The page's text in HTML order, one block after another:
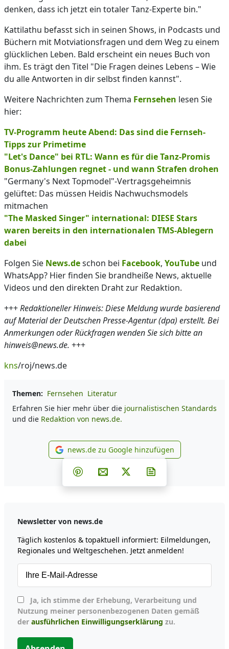
denken, dass ich jetzt ein totaler Tanz-Experte bin."
Kattilathu befasst sich in seinen Shows, in Podcasts und
Büchern mit Motviationsfragen und dem Weg zu einem
glücklichen Leben. Bald erscheint ein neues Buch von
ihm. Es trägt den Titel "Die Fragen deines Lebens – Wie
du alle Antworten in dir selbst finden kannst".
Weitere Nachrichten zum Thema Fernsehen lesen Sie
hier:
TV-Programm heute Abend: Das sind die Fernseh-
Tipps zur Primetime
"Let's Dance" bei RTL: Wann es für die Tanz-Promis
Bonus-Zahlungen regnet - und wann Strafen drohen
"Germany's Next Topmodel"-Vertragsgeheimnis
gelüftet: Das müssen Heidis Nachwuchsmodels
mitmachen
"The Masked Singer" international: DIESE Stars
waren bereits in den internationalen TMS-Ablegern
dabei
Folgen Sie News.deschon bei Facebook, YouTube und
WhatsApp? Hier finden Sie brandheiße News, aktuelle
Videos und den direkten Draht zur Redaktion.
+++Redaktioneller Hinweis: Diese Meldung wurde basierend
auf Material der Deutschen Presse-Agentur (dpa) erstellt. Bei
Anmerkungen oder Rückfragen wenden Sie sich bitte an
hinweis@news.de. +++
kns/roj/news.de
Themen: Fernsehen Literatur
Erfahren Sie hier mehr über die journalistischen Standards
und die Redaktion von news.de.
news.de zu Google
news.de zu Google hinzufügen
Teilen auf Facebook
Teilen auf Whatsapp
Teilen auf Telegram
Teilen auf Pinterest
Per E-Mail teilen
Post auf X
Newsletter von news.de
Täglich kostenlos & topaktuell informiert: Eilmeldungen,
Regionales und Weltgeschehen. Jetzt anmelden!
Nutzung meiner personenbezogenen Daten gemäß
der ausführlichen Einwilligungserklärung zu.